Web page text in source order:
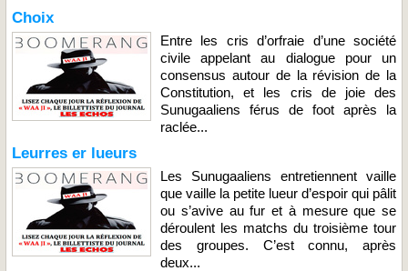
Choix
Entre les cris d’orfraie d’une société
civile appelant au dialogue pour un
consensus autour de la révision de la
Constitution, et les cris de joie des
Sunugaaliens férus de foot après la
raclée...
Leurres er lueurs
Les Sunugaaliens entretiennent vaille
que vaille la petite lueur d’espoir qui pâlit
ou s’avive au fur et à mesure que se
déroulent les matchs du troisième tour
des groupes. C’est connu, après
deux...